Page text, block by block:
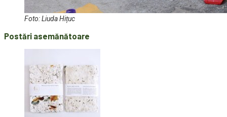
Foto: Liuda Hițuc
Postări asemănătoare